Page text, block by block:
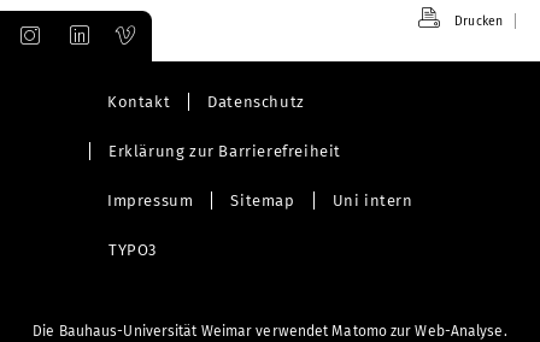
Drucken
Kontakt Datenschutz
Erklärung zur Barrierefreiheit
Impressum Sitemap Uni intern
TYPO3
Die Bauhaus-Universität Weimar verwendet Matomo zur Web-Analyse.